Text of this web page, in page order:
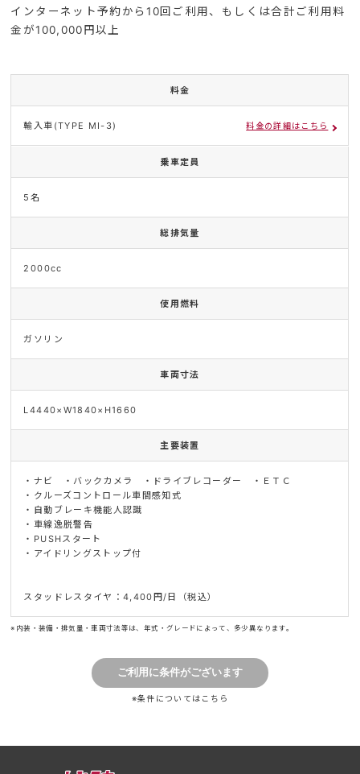
インターネット予約から10回ご利用、もしくは合計ご利用料
金が100,000円以上
料金
輸入車(TYPE MI-3) 料金の詳細はこちら
乗車定員
5名
総排気量
2000cc
使用燃料
ガソリン
車両寸法
L4440×W1840×H1660
主要装置
・ナビ ・バックカメラ ・ドライブレコーダー ・ＥＴＣ
・クルーズコントロール車間感知式
・自動ブレーキ機能人認識
・車線逸脱警告
・PUSHスタート
・アイドリングストップ付
スタッドレスタイヤ：4,400円/日（税込）
※内装・装備・排気量・車両寸法等は、年式・グレードによって、多少異なります。
※条件については こちら